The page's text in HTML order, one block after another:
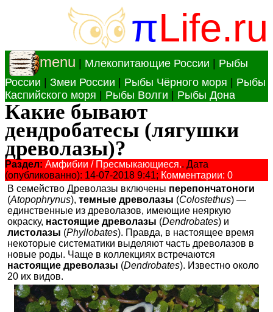
πLife.ru
menu Млекопитающие России
Рыбы
России
Змеи России Рыбы Чёрного моря
Рыбы
Каспийского моря
Рыбы Волги Рыбы Дона
Какие бывают
дендробатесы (лягушки
древолазы)?
Раздел: Амфибии / Пресмыкающиеся.. Дата
(опубликованно): 14-07-2018 9:41; Комментарии: 0
В семейство Древолазы включены перепончатоноги
(Atopophrynus), темные древолазы (Colostethus) —
единственные из древолазов, имеющие неяркую
окраску, настоящие древолазы (Dendrobates) и
листолазы (Phyllobates). Правда, в настоящее время
некоторые систематики выделяют часть древолазов в
новые роды. Чаще в коллекциях встречаются
настоящие древолазы (Dendrobates). Известно около
20 их видов.